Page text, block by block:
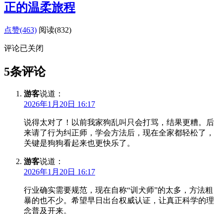
正的温柔旅程
点赞(463) 阅读(832)
评论已关闭
5条评论
游客说道：
2026年1月20日 16:17
说得太对了！以前我家狗乱叫只会打骂，结果更糟。后
来请了行为纠正师，学会方法后，现在全家都轻松了，
关键是狗狗看起来也更快乐了。
游客说道：
2026年1月20日 16:17
行业确实需要规范，现在自称“训犬师”的太多，方法粗
暴的也不少。希望早日出台权威认证，让真正科学的理
念普及开来。